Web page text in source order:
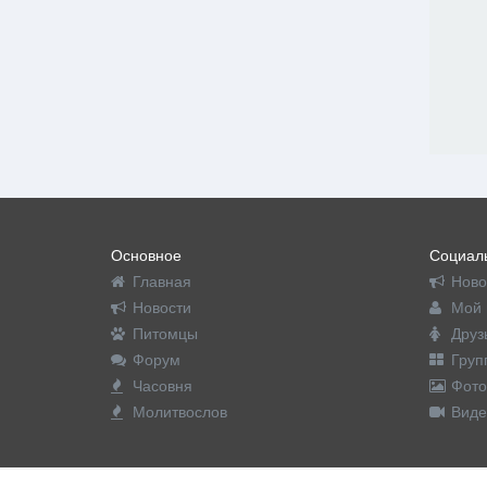
Основное
Главная
Новости
Питомцы
Форум
Часовня
Молитвослов
Мой
Фото